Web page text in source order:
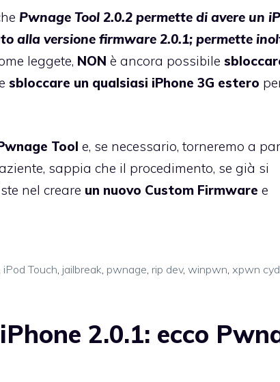
Pwnage Tool 2.0.2 permette di avere un
alla versione firmware 2.0.1; permette
leggete, NON è ancora possibile
sbloccare un qualsiasi iPhone 3G estero
Tool e, se necessario, torneremo a
sappia che il procedimento, se già si
nel creare un nuovo Custom Firmware e
iPod Touch, jailbreak, pwnage, rip dev, winpwn, xpwn
2.0.1: ecco